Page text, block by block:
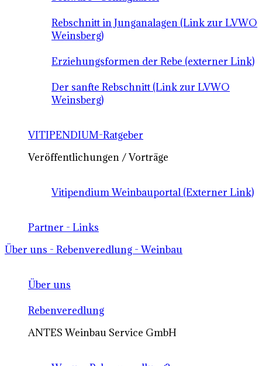
Rebschnitt in Junganalagen (Link zur LVWO
Weinsberg)
Erziehungsformen der Rebe (externer Link)
Der sanfte Rebschnitt (Link zur LVWO
Weinsberg)
VITIPENDIUM-Ratgeber
Veröffentlichungen / Vorträge
Vitipendium Weinbauportal (Externer Link)
Partner - Links
Über uns - Rebenveredlung - Weinbau
Über uns
Rebenveredlung
ANTES Weinbau Service GmbH